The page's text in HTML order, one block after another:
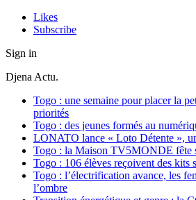
Likes
Subscribe
Sign in
Djena Actu.
Togo : une semaine pour placer la
priorités
Togo : des jeunes formés au
LONATO lance « Loto Détente »,
Togo : la Maison TV5MONDE fête
Togo : 106 élèves reçoivent des kits
Togo : l’électrification avance, les
l’ombre